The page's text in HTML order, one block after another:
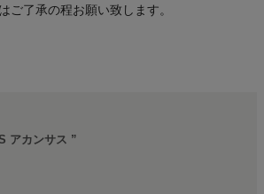
ご了承の程お願い致します。
アカンサス ”